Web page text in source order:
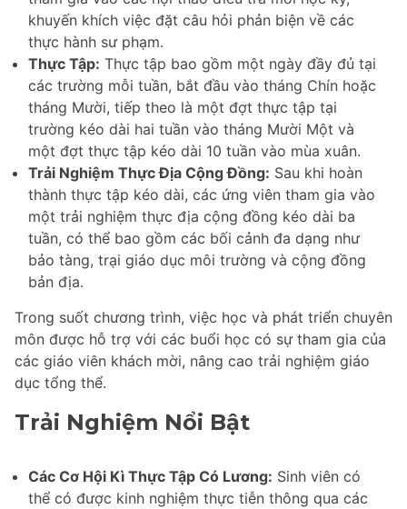
khuyến khích việc đặt câu hỏi phản biện về các
thực hành sư phạm.
Thực Tập: Thực tập bao gồm một ngày đầy đủ tại
các trường mỗi tuần, bắt đầu vào tháng Chín hoặc
tháng Mười, tiếp theo là một đợt thực tập tại
trường kéo dài hai tuần vào tháng Mười Một và
một đợt thực tập kéo dài 10 tuần vào mùa xuân.
Trải Nghiệm Thực Địa Cộng Đồng: Sau khi hoàn
thành thực tập kéo dài, các ứng viên tham gia vào
một trải nghiệm thực địa cộng đồng kéo dài ba
tuần, có thể bao gồm các bối cảnh đa dạng như
bảo tàng, trại giáo dục môi trường và cộng đồng
bản địa.
Trong suốt chương trình, việc học và phát triển chuyên
môn được hỗ trợ với các buổi học có sự tham gia của
các giáo viên khách mời, nâng cao trải nghiệm giáo
dục tổng thể.
Trải Nghiệm Nổi Bật
Các Cơ Hội Kì Thực Tập Có Lương: Sinh viên có
thể có được kinh nghiệm thực tiễn thông qua các